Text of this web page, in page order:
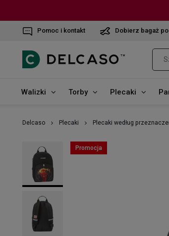
Pomoc i kontakt Dobierz bagaż
Walizki Torby Plecaki
Delcaso Plecaki Plecaki według
Promocja